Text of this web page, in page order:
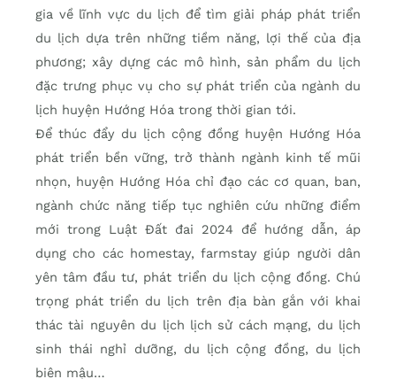
gia về lĩnh vực du lịch để tìm giải pháp phát triển
du lịch dựa trên những tiềm năng, lợi thế của địa
phương; xây dựng các mô hình, sản phẩm du lịch
đặc trưng phục vụ cho sự phát triển của ngành du
lịch huyện Hướng Hóa trong thời gian tới.
Để thúc đẩy du lịch cộng đồng huyện Hướng Hóa
phát triển bền vững, trở thành ngành kinh tế mũi
nhọn, huyện Hướng Hóa chỉ đạo các cơ quan, ban,
ngành chức năng tiếp tục nghiên cứu những điểm
mới trong Luật Đất đai 2024 để hướng dẫn, áp
dụng cho các homestay, farmstay giúp người dân
yên tâm đầu tư, phát triển du lịch cộng đồng. Chú
trọng phát triển du lịch trên địa bàn gắn với khai
thác tài nguyên du lịch lịch sử cách mạng, du lịch
sinh thái nghỉ dưỡng, du lịch cộng đồng, du lịch
biên mậu…